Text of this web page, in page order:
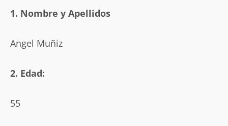
1. Nombre y Apellidos
Angel Muñiz
2. Edad:
55